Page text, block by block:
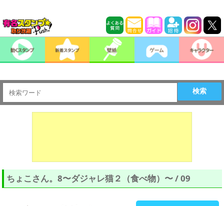
検索
ちょこさん。8〜ダジャレ猫２（食べ物）〜 / 09